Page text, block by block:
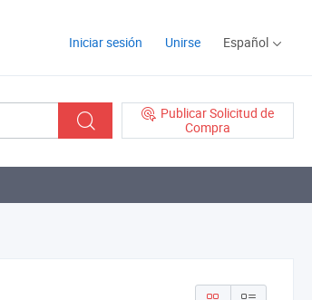
Iniciar sesión Unirse Español
Publicar Solicitud de
Compra